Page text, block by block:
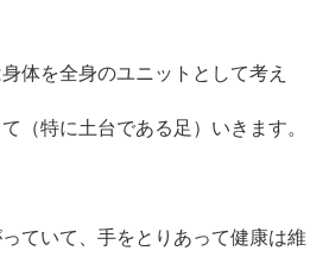
体を全身のユニットとして考え
（特に土台である足）いきます。
ていて、手をとりあって健康は維